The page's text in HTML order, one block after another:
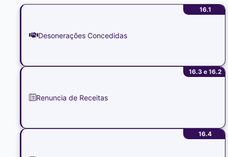
16.1
Desonerações Concedidas
16.3 e 16.2
Renuncia de Receitas
16.4